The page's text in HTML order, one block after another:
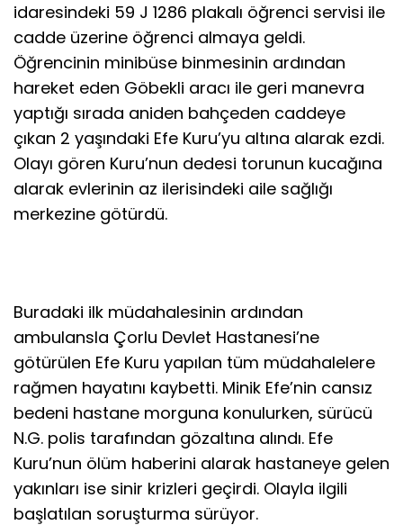
idaresindeki 59 J 1286 plakalı öğrenci servisi ile
cadde üzerine öğrenci almaya geldi.
Öğrencinin minibüse binmesinin ardından
hareket eden Göbekli aracı ile geri manevra
yaptığı sırada aniden bahçeden caddeye
çıkan 2 yaşındaki Efe Kuru’yu altına alarak ezdi.
Olayı gören Kuru’nun dedesi torunun kucağına
alarak evlerinin az ilerisindeki aile sağlığı
merkezine götürdü.
Buradaki ilk müdahalesinin ardından
ambulansla Çorlu Devlet Hastanesi’ne
götürülen Efe Kuru yapılan tüm müdahalelere
rağmen hayatını kaybetti. Minik Efe’nin cansız
bedeni hastane morguna konulurken, sürücü
N.G. polis tarafından gözaltına alındı. Efe
Kuru’nun ölüm haberini alarak hastaneye gelen
yakınları ise sinir krizleri geçirdi. Olayla ilgili
başlatılan soruşturma sürüyor.